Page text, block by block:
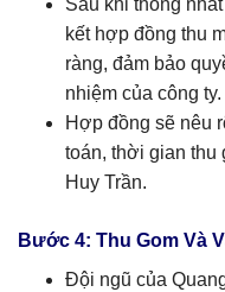
Sau khi thống
kết hợp đồng thu
ràng, đảm bảo
nhiệm của công ty.
Hợp đồng sẽ nêu
toán, thời gian thu
Huy Trần.
Bước 4: Thu Gom Và
Đội ngũ của